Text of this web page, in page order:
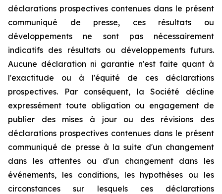
déclarations prospectives contenues dans le présent
communiqué de presse, ces résultats ou
développements ne sont pas nécessairement
indicatifs des résultats ou développements futurs.
Aucune déclaration ni garantie n'est faite quant à
l'exactitude ou à l'équité de ces déclarations
prospectives. Par conséquent, la Société décline
expressément toute obligation ou engagement de
publier des mises à jour ou des révisions des
déclarations prospectives contenues dans le présent
communiqué de presse à la suite d'un changement
dans les attentes ou d'un changement dans les
événements, les conditions, les hypothèses ou les
circonstances sur lesquels ces déclarations